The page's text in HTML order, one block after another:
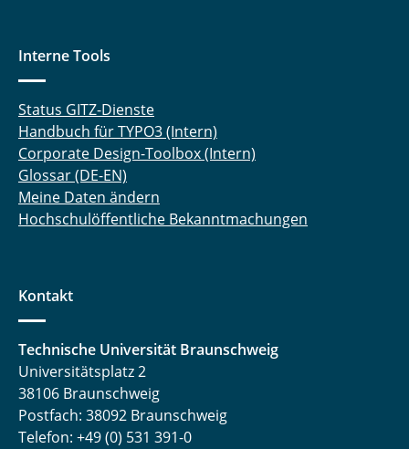
Interne Tools
Status GITZ-Dienste
Handbuch für TYPO3 (Intern)
Corporate Design-Toolbox (Intern)
Glossar (DE-EN)
Meine Daten ändern
Hochschulöffentliche Bekanntmachungen
Kontakt
Technische Universität Braunschweig
Universitätsplatz 2
38106 Braunschweig
Postfach: 38092 Braunschweig
Telefon: +49 (0) 531 391-0